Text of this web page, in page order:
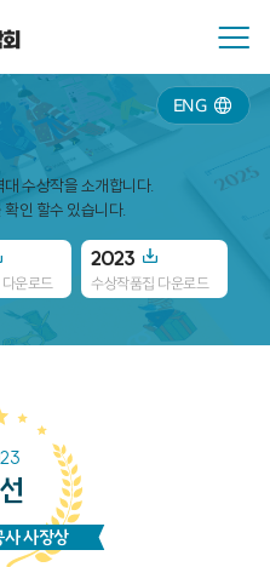
수상작을 소개합니다.
인 할수 있습니다.
운로드
2023
수상작품집 다운로드
ENG
사장상